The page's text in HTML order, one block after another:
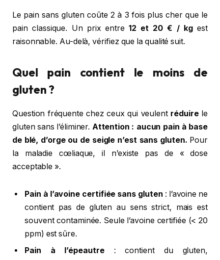
Le pain sans gluten coûte 2 à 3 fois plus cher que le
pain classique. Un prix entre 12 et 20 € / kgest
raisonnable. Au-delà, vérifiez que la qualité suit.
Quel pain contient le moins de
gluten ?
Question fréquente chez ceux qui veulent réduirele
gluten sans l’éliminer. Attention : aucun pain à base
de blé, d’orge ou de seigle n’est sans gluten. Pour
la maladie cœliaque, il n’existe pas de « dose
acceptable ».
Pain à l’avoine certifiée sans gluten : l’avoine ne
contient pas de gluten au sens strict, mais est
souvent contaminée. Seule l’avoine certifiée (< 20
ppm) est sûre.
Pain à l’épeautre: contient du gluten,